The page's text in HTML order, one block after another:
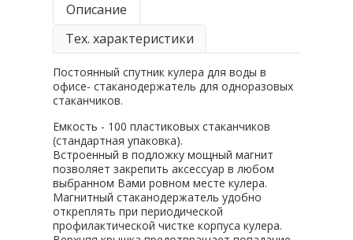
Описание
Тех. характеристики
Постоянный спутник кулера для воды в
офисе- стаканодержатель для одноразовых
стаканчиков.
Емкость - 100 пластиковых стаканчиков
(стандартная упаковка).
Встроенный в подложку мощный магнит
позволяет закрепить аксессуар в любом
выбранном Вами ровном месте кулера.
Магнитный стаканодержатель удобно
откреплять при периодической
профилактической чистке корпуса кулера.